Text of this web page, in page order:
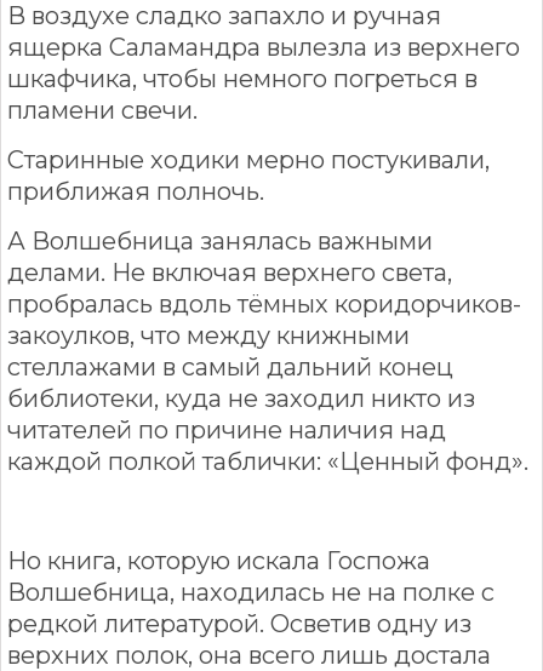
В воздухе сладко запахло и ручная
ящерка Саламандра вылезла из верхнего
шкафчика, чтобы немного погреться в
пламени свечи.
Старинные ходики мерно постукивали,
приближая полночь.
А Волшебница занялась важными
делами. Не включая верхнего света,
пробралась вдоль тёмных коридорчиков-
закоулков, что между книжными
стеллажами в самый дальний конец
библиотеки, куда не заходил никто из
читателей по причине наличия над
каждой полкой таблички: «Ценный фонд».
Но книга, которую искала Госпожа
Волшебница, находилась не на полке с
редкой литературой. Осветив одну из
верхних полок, она всего лишь достала